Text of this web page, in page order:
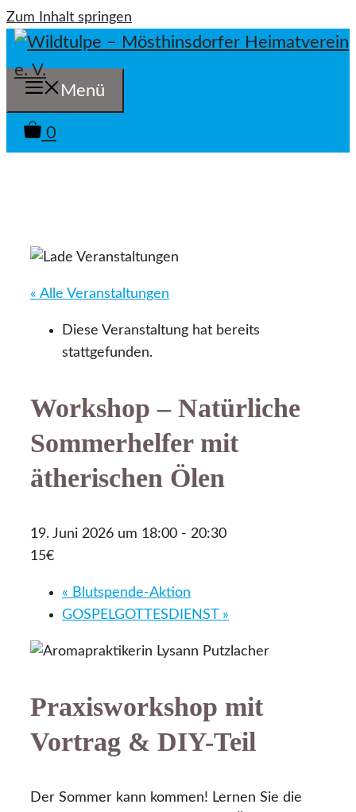
Zum Inhalt springen
Menü
0
« Alle Veranstaltungen
Diese Veranstaltung hat bereits
stattgefunden.
Workshop – Natürliche
Sommerhelfer mit
ätherischen Ölen
19. Juni 2026 um 18:00 - 20:30
15€
« Blutspende-Aktion
GOSPELGOTTESDIENST »
Praxisworkshop mit
Vortrag & DIY-Teil
Der Sommer kann kommen! Lernen Sie die